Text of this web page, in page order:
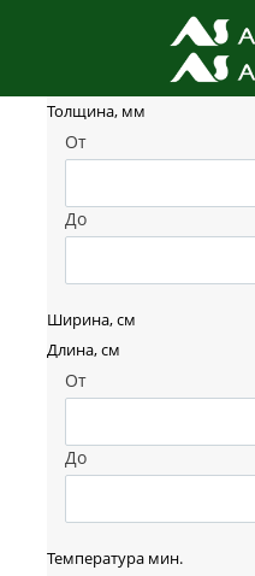
Фильтр товаров
Толщина, мм
От
До
Ширина, см
Длина, см
От
До
Температура мин.